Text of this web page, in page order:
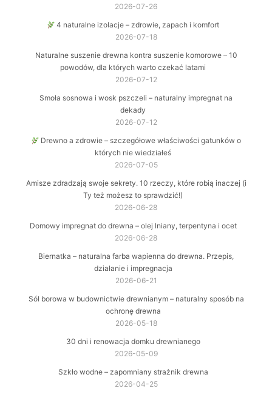
2026-07-26
4 naturalne izolacje – zdrowie, zapach i komfort
2026-07-18
Naturalne suszenie drewna kontra suszenie komorowe – 10
powodów, dla których warto czekać latami
2026-07-12
Smoła sosnowa i wosk pszczeli – naturalny impregnat na
dekady
2026-07-12
Drewno a zdrowie – szczegółowe właściwości gatunków o
których nie wiedziałeś
2026-07-05
Amisze zdradzają swoje sekrety. 10 rzeczy, które robią inaczej (i
Ty też możesz to sprawdzić!)
2026-06-28
Domowy impregnat do drewna – olej lniany, terpentyna i ocet
2026-06-28
Biernatka – naturalna farba wapienna do drewna. Przepis,
działanie i impregnacja
2026-06-21
Sól borowa w budownictwie drewnianym – naturalny sposób na
ochronę drewna
2026-05-18
30 dni i renowacja domku drewnianego
2026-05-09
Szkło wodne – zapomniany strażnik drewna
2026-04-25